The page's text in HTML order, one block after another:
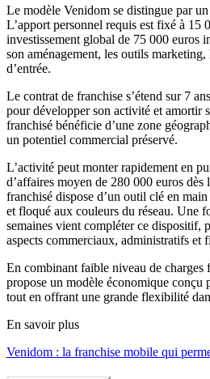
Le modèle Venidom se distingue par
L’apport personnel requis est fixé à 15
investissement global de 75 000 euros
son aménagement, les outils
d’entrée.
Le contrat de franchise s’étend sur 7
pour développer son activité et amortir
franchisé bénéficie d’une zone
un potentiel commercial préservé.
L’activité peut monter rapidement en
d’affaires moyen de 280 000 euros dès
franchisé dispose d’un outil clé en
et floqué aux couleurs du réseau. Une
semaines vient compléter ce dispositif,
aspects commerciaux, administratifs et
En combinant faible niveau de
propose un modèle économique conçu
tout en offrant une grande flexibilité
En savoir plus
Venidom : la franchise mobile qui